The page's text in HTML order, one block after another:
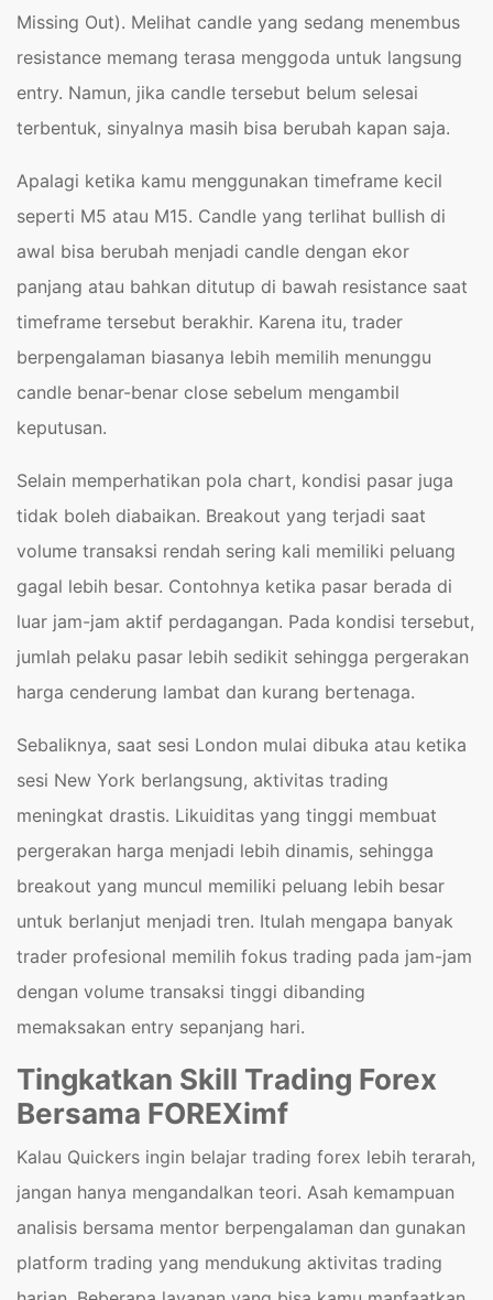
Missing Out). Melihat candle yang sedang menembus
resistance memang terasa menggoda untuk langsung
entry. Namun, jika candle tersebut belum selesai
terbentuk, sinyalnya masih bisa berubah kapan saja.
Apalagi ketika kamu menggunakan timeframe kecil
seperti M5 atau M15. Candle yang terlihat bullish di
awal bisa berubah menjadi candle dengan ekor
panjang atau bahkan ditutup di bawah resistance saat
timeframe tersebut berakhir. Karena itu, trader
berpengalaman biasanya lebih memilih menunggu
candle benar-benar close sebelum mengambil
keputusan.
Selain memperhatikan pola chart, kondisi pasar juga
tidak boleh diabaikan. Breakout yang terjadi saat
volume transaksi rendah sering kali memiliki peluang
gagal lebih besar. Contohnya ketika pasar berada di
luar jam-jam aktif perdagangan. Pada kondisi tersebut,
jumlah pelaku pasar lebih sedikit sehingga pergerakan
harga cenderung lambat dan kurang bertenaga.
Sebaliknya, saat sesi London mulai dibuka atau ketika
sesi New York berlangsung, aktivitas trading
meningkat drastis. Likuiditas yang tinggi membuat
pergerakan harga menjadi lebih dinamis, sehingga
breakout yang muncul memiliki peluang lebih besar
untuk berlanjut menjadi tren. Itulah mengapa banyak
trader profesional memilih fokus trading pada jam-jam
dengan volume transaksi tinggi dibanding
memaksakan entry sepanjang hari.
Tingkatkan Skill Trading Forex
Bersama FOREXimf
Kalau Quickers ingin belajar trading forex lebih terarah,
jangan hanya mengandalkan teori. Asah kemampuan
analisis bersama mentor berpengalaman dan gunakan
platform trading yang mendukung aktivitas trading